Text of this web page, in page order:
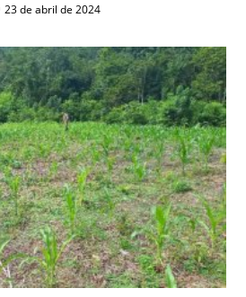
23 de abril de 2024